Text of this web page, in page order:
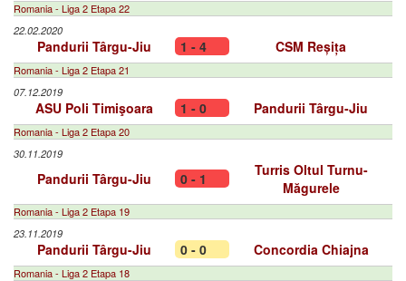
Romania - Liga 2 Etapa 22
22.02.2020
Pandurii Târgu-Jiu 1 - 4 CSM Reșița
Romania - Liga 2 Etapa 21
07.12.2019
ASU Poli Timişoara 1 - 0 Pandurii Târgu-Jiu
Romania - Liga 2 Etapa 20
30.11.2019
Pandurii Târgu-Jiu 0 - 1
Turris Oltul Turnu-
Măgurele
Romania - Liga 2 Etapa 19
23.11.2019
Pandurii Târgu-Jiu 0 - 0 Concordia Chiajna
Romania - Liga 2 Etapa 18